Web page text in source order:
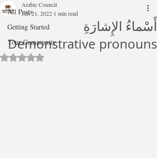
All Posts
Getting Started
Your Community
أَسْماءُ الإِشارَةِ
Demonstrative pronouns
Arabic Council
Jun 21, 2022 1 min read
Rated NaN out of 5 stars.